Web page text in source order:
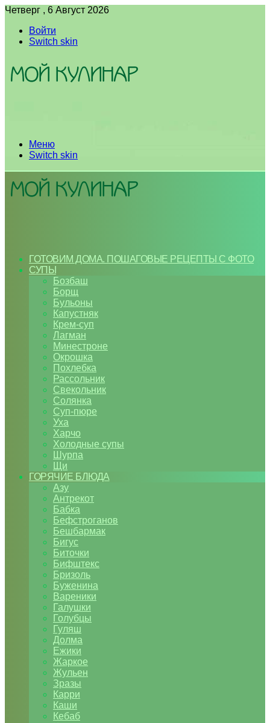
Четверг , 6 Август 2026
Войти
Switch skin
Меню
Switch skin
ГОТОВИМ ДОМА. ПОШАГОВЫЕ РЕЦЕПТЫ С ФОТО
СУПЫ
Бозбаш
Борщ
Бульоны
Капустняк
Крем-суп
Лагман
Минестроне
Окрошка
Похлебка
Рассольник
Свекольник
Солянка
Суп-пюре
Уха
Харчо
Холодные супы
Шурпа
Щи
ГОРЯЧИЕ БЛЮДА
Азу
Антрекот
Бабка
Бефстроганов
Бешбармак
Бигус
Биточки
Бифштекс
Бризоль
Буженина
Вареники
Галушки
Голубцы
Гуляш
Долма
Ежики
Жаркое
Жульен
Зразы
Карри
Каши
Кебаб